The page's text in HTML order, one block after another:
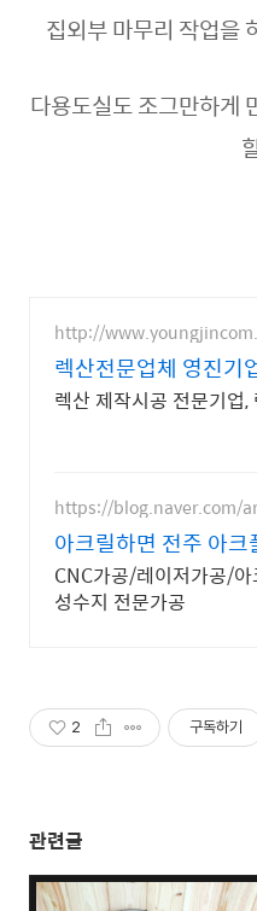
집외부 마무리 작업을
다용도실도 조그만하게
http://
렉산전문업체 영진기
렉산 제작시공 전문기업,
https://blog.naver.com/
아크릴하면 전주 아크
CNC가공/레이저가공/
성수지 전문가공
2 구독하기
관련글